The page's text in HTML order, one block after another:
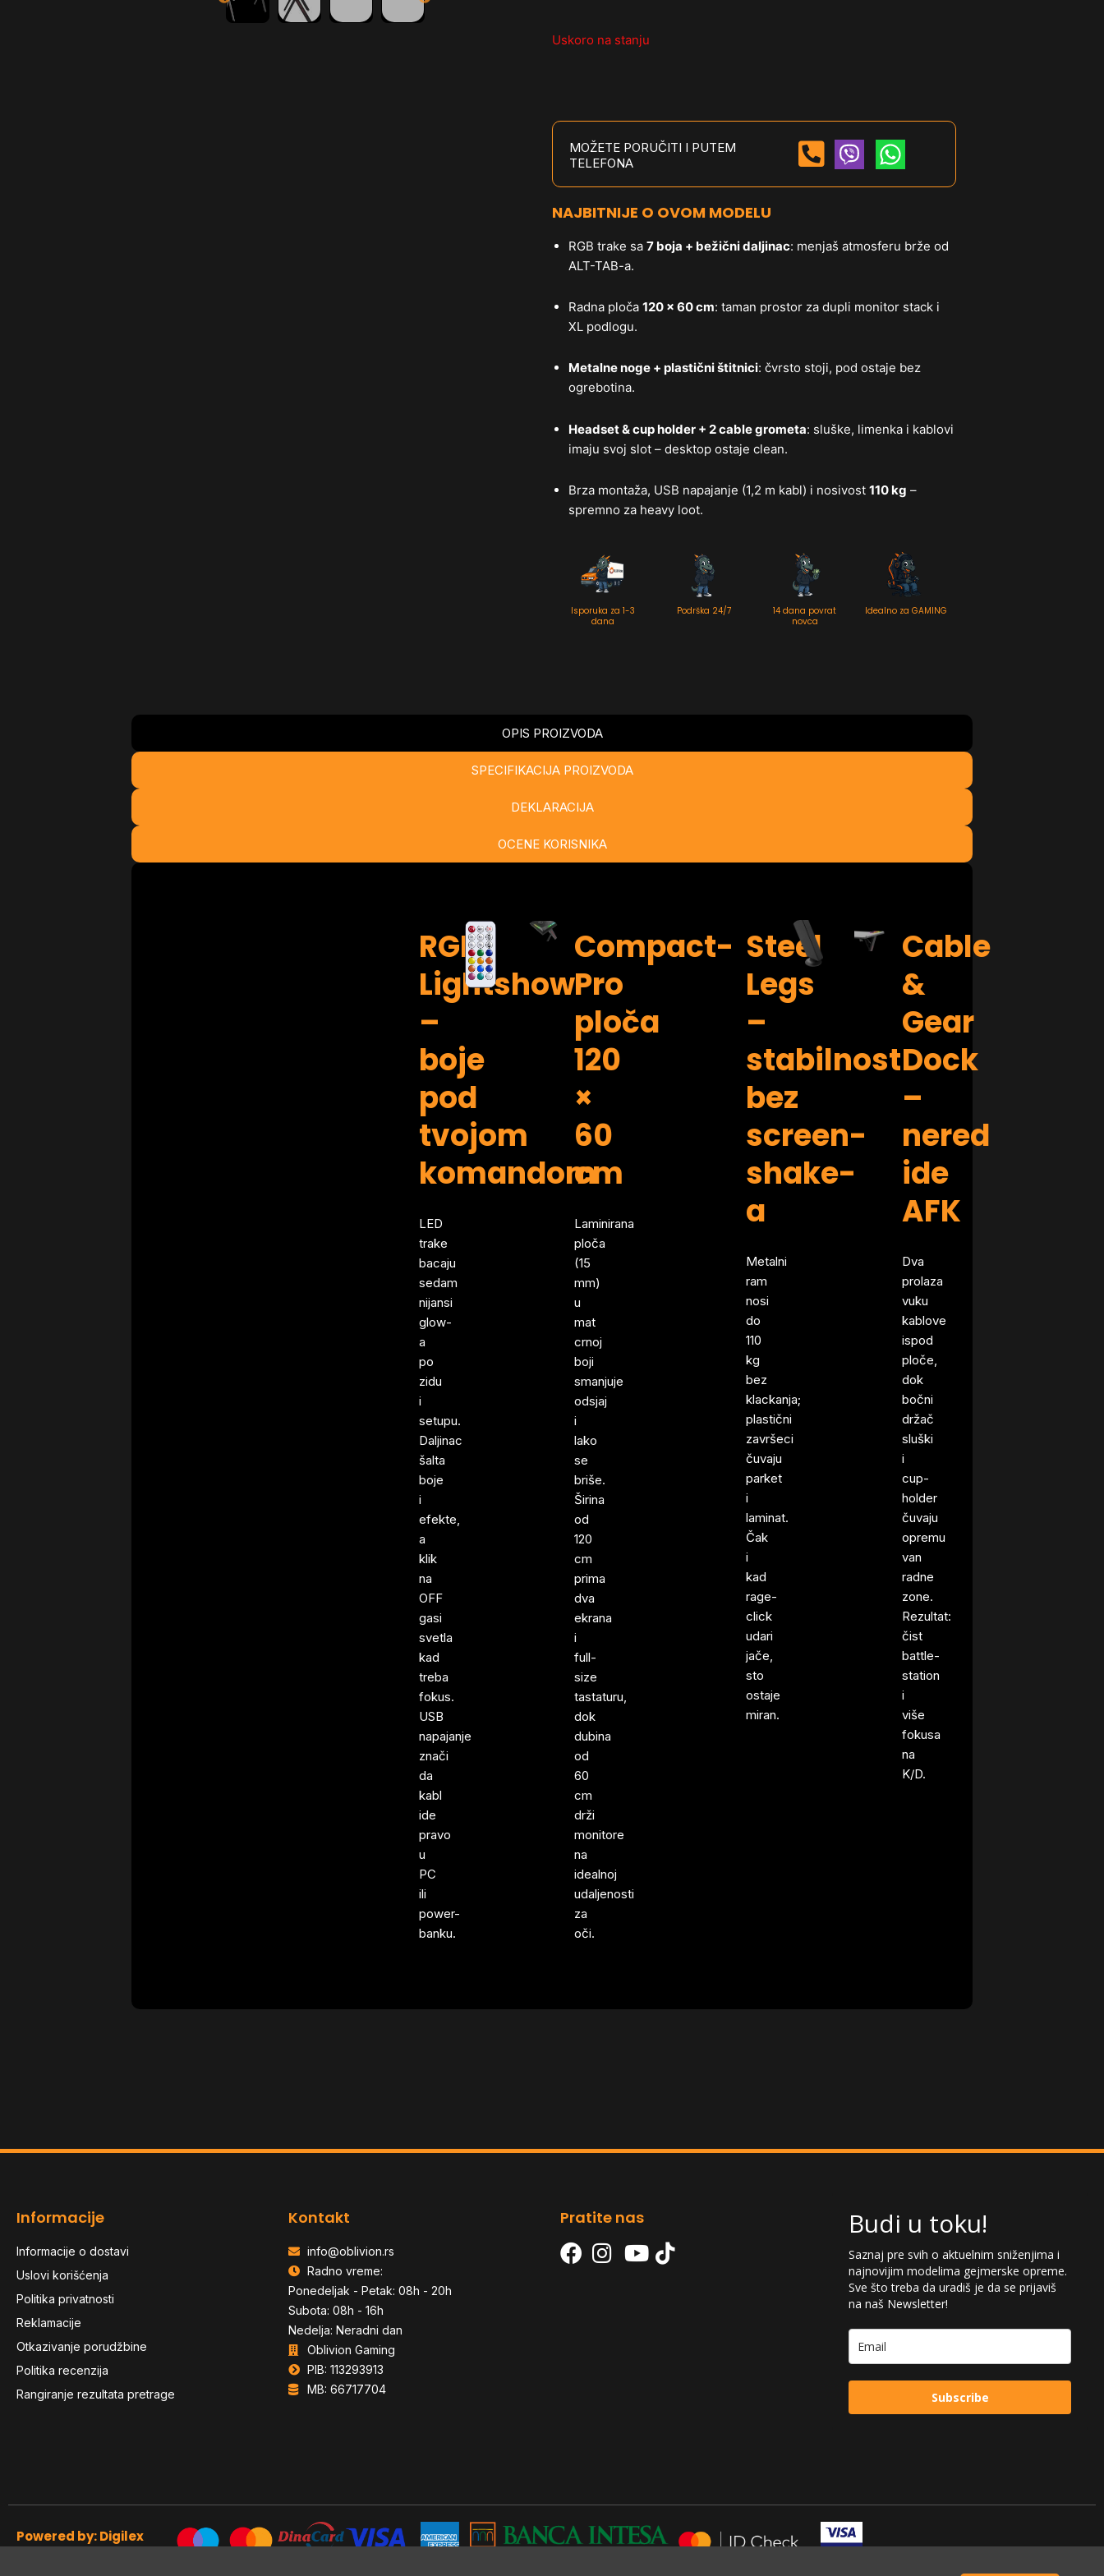
Uskoro na stanju
MOŽETE PORUČITI I PUTEM
TELEFONA
NAJBITNIJE O OVOM MODELU
RGB trake sa 7 boja + bežični daljinac: menjaš atmosferu brže od
ALT-TAB-a.
Radna ploča 120 × 60 cm: taman prostor za dupli monitor stack i
XL podlogu.
Metalne noge + plastični štitnici: čvrsto stoji, pod ostaje bez
ogrebotina.
Headset & cup holder + 2 cable grometa: sluške, limenka i kablovi
imaju svoj slot – desktop ostaje clean.
Brza montaža, USB napajanje (1,2 m kabl) i nosivost 110 kg –
spremno za heavy loot.
Isporuka za 1-3
dana
Podrška 24/7
14 dana povrat
novca
Idealno za GAMING
OPIS PROIZVODA
SPECIFIKACIJA PROIZVODA
DEKLARACIJA
OCENE KORISNIKA
RGB
Lightshow
–
boje
pod
tvojom
komandom
LED
trake
bacaju
sedam
nijansi
glow-
a
po
zidu
i
setupu.
Daljinac
šalta
boje
i
efekte,
a
klik
na
OFF
gasi
svetla
kad
treba
fokus.
USB
napajanje
znači
da
kabl
ide
pravo
u
PC
ili
power-
banku.
Compact-
Pro
ploča
120
×
60
cm
Laminirana
ploča
(15
mm)
u
mat
crnoj
boji
smanjuje
odsjaj
i
lako
se
briše.
Širina
od
120
cm
prima
dva
ekrana
i
full-
size
tastaturu,
dok
dubina
od
60
cm
drži
monitore
na
idealnoj
udaljenosti
za
oči.
Steel
Legs
–
stabilnost
bez
screen-
shake-
a
Metalni
ram
nosi
do
110
kg
bez
klackanja;
plastični
završeci
čuvaju
parket
i
laminat.
Čak
i
kad
rage-
click
udari
jače,
sto
ostaje
miran.
Cable
&
Gear
Dock
–
nered
ide
AFK
Dva
prolaza
vuku
kablove
ispod
ploče,
dok
bočni
držač
sluški
i
cup-
holder
čuvaju
opremu
van
radne
zone.
Rezultat:
čist
battle-
station
i
više
fokusa
na
K/D.
Informacije
Informacije o dostavi
Uslovi korišćenja
Politika privatnosti
Reklamacije
Otkazivanje porudžbine
Politika recenzija
Rangiranje rezultata pretrage
Kontakt
info@oblivion.rs
Radno vreme:
Ponedeljak - Petak: 08h - 20h
Subota: 08h - 16h
Nedelja: Neradni dan
Oblivion Gaming
PIB: 113293913
MB: 66717704
Pratite nas Budi u toku!
Saznaj pre svih o aktuelnim sniženjima i
najnovijim modelima gejmerske opreme.
Sve što treba da uradiš je da se prijaviš
na naš Newsletter!
Subscribe
Powered by: Digilex